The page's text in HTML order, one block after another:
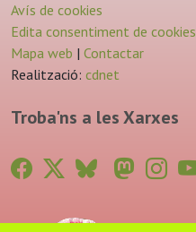
Avís de cookies
Edita consentiment de cookies
Mapa web | Contactar
Realització: cdnet
Troba'ns a les Xarxes